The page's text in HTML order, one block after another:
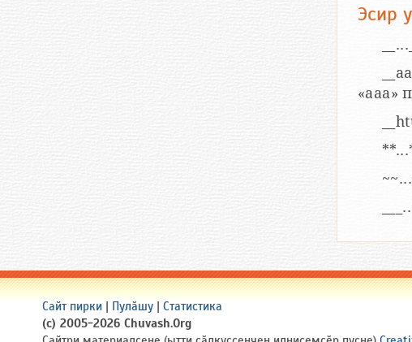
Эсир
«ааа»
Сайт пирки | Пулӑшу | Статистика
(c) 2005-2026 Chuvash.Org